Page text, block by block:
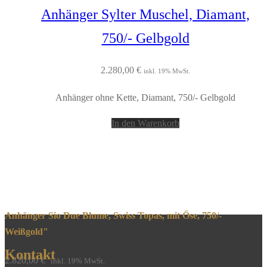
Anhänger Sylter Muschel, Diamant,
750/- Gelbgold
2.280,00 € inkl. 19% MwSt.
Anhänger ohne Kette, Diamant, 750/- Gelbgold
In den Warenkorb
Anhänger Sio Due Blume, Swiss Topas, mit Öse, 750/-
Weißgold"
2.820,00€ inkl. 19% MwSt.
Kontakt